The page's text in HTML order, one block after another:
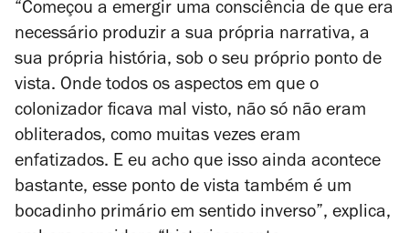
“Começou a emergir uma consciência de que era
necessário produzir a sua própria narrativa, a
sua própria história, sob o seu próprio ponto de
vista. Onde todos os aspectos em que o
colonizador ficava mal visto, não só não eram
obliterados, como muitas vezes eram
enfatizados. E eu acho que isso ainda acontece
bastante, esse ponto de vista também é um
bocadinho primário em sentido inverso”, explica,